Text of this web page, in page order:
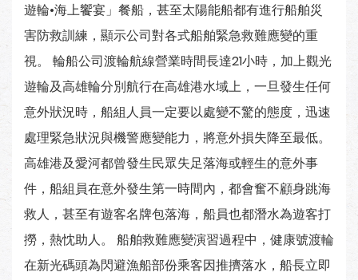
遊輪•海上饗宴」餐船，甚至太陽能船都有進行船舶災
害防救訓練，顯示公司對各式船舶緊急救難應變的重
視。 輪船公司渡輪航線營業時間長達21小時，加上觀光
遊輪及高雄輪分別航行在高雄港水域上，一旦發生任何
意外狀況時，船組人員一定要以處變不驚的態度，迅速
處理緊急狀況與機警應變能力，將意外損失降至最低。
高雄港及愛河都曾發生民眾失足落海或輕生的意外事
件，船組員在意外發生第一時間內，都會奮不顧身跳海
救人，甚至有遊客名牌包落海，船員也都潛水為遊客打
撈，熱忱助人。 船舶救難應變演習過程中，健康號渡輪
在新光碼頭為閃避漁船部份乘客因推擠落水，船長立即